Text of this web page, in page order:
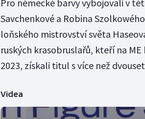
Pro německé barvy vybojovali v
Savchenkové a Robina
loňského mistrovství světa
ruských krasobruslařů, kteří na
2023, získali titul s více než
Videa